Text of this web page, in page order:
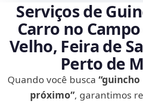
Serviços de
Carro no
Velho, Feira de
Perto de
Quando você busca
próximo”, garantimos